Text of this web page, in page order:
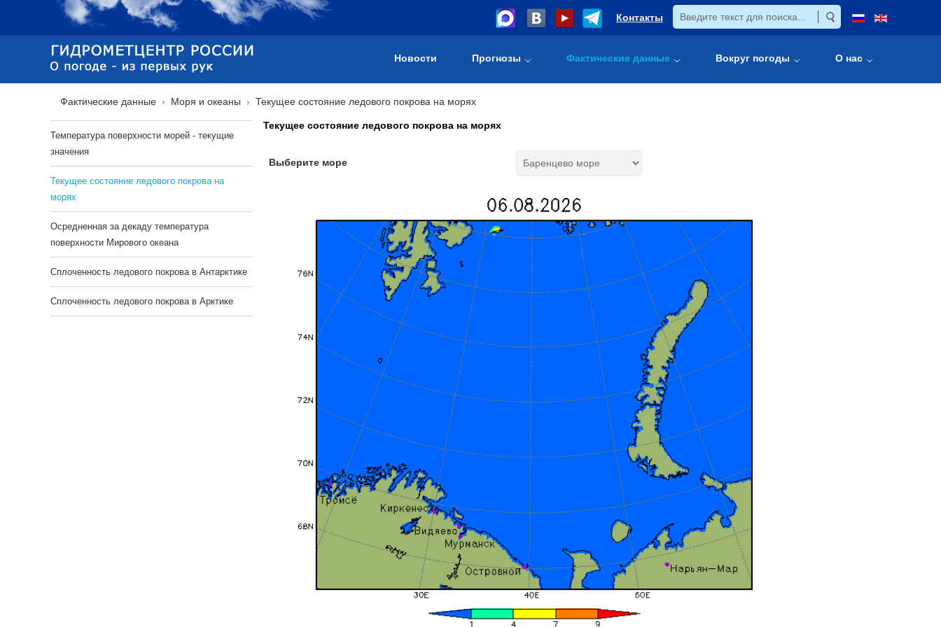
Контакты
Новости Прогнозы Фактические данные Вокруг погоды О нас
Фактические данные Моря и океаны Текущее состояние ледового покрова на морях
Текущее состояние ледового покрова на морях
Выберите море
Температура поверхности морей - текущие
значения
Текущее состояние ледового покрова на
морях
Осредненная за декаду температура
поверхности Мирового океана
Сплоченность ледового покрова в Антарктике
Сплоченность ледового покрова в Арктике